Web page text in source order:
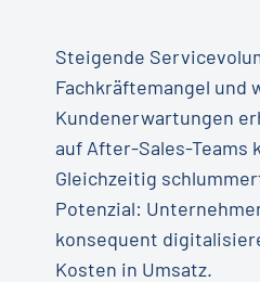
Steigende
Fachkräftemangel und
Kundenerwartungen
auf After-Sales-Teams
Gleichzeitig
Potenzial:
konsequent
Kosten in Umsatz.